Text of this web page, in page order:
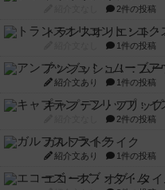
2件の投稿
トランスオリエント
1件の投稿
アンブッシュ！：ムー
紹介文あり 1件の投稿
キャプテン・フリッ
2件の投稿
ガルフストライク
紹介文あり 1件の投稿
エコーズ・オブ・タイ